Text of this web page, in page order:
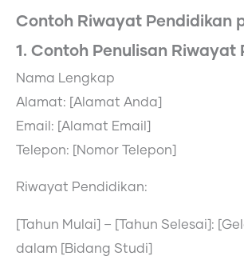
Contoh Riwayat Pendidikan
1. Contoh Penulisan Riwayat
Nama Lengkap
Alamat: [Alamat Anda]
Email: [Alamat Email]
Telepon: [Nomor Telepon]
Riwayat Pendidikan:
[Tahun Mulai] – [Tahun Selesai]:
dalam [Bidang Studi]